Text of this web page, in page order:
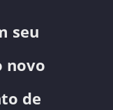
seu
novo
de